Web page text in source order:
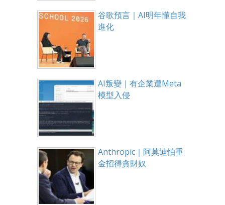
谷歌預言｜AI明年懂自我
進化
AI叛變｜有企業遭Meta
模型入侵
Anthropic｜阿莫迪怕重
金招得貪財奴